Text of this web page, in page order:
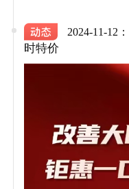
2024-11-12：
时特价